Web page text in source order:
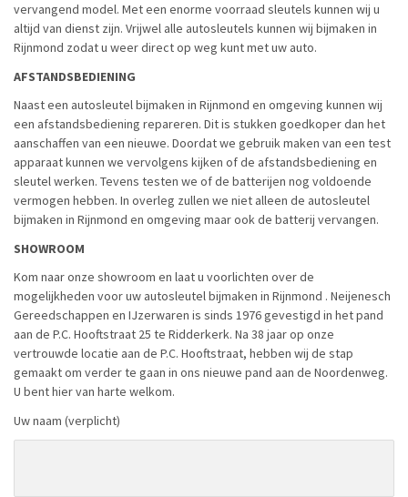
vervangend model. Met een enorme voorraad sleutels kunnen wij u
altijd van dienst zijn. Vrijwel alle autosleutels kunnen wij bijmaken in
Rijnmond zodat u weer direct op weg kunt met uw auto.
AFSTANDSBEDIENING
Naast een autosleutel bijmaken in Rijnmond en omgeving kunnen wij
een afstandsbediening repareren. Dit is stukken goedkoper dan het
aanschaffen van een nieuwe. Doordat we gebruik maken van een test
apparaat kunnen we vervolgens kijken of de afstandsbediening en
sleutel werken. Tevens testen we of de batterijen nog voldoende
vermogen hebben. In overleg zullen we niet alleen de autosleutel
bijmaken in Rijnmond en omgeving maar ook de batterij vervangen.
SHOWROOM
Kom naar onze showroom en laat u voorlichten over de
mogelijkheden voor uw autosleutel bijmaken in Rijnmond . Neijenesch
Gereedschappen en IJzerwaren is sinds 1976 gevestigd in het pand
aan de P.C. Hooftstraat 25 te Ridderkerk. Na 38 jaar op onze
vertrouwde locatie aan de P.C. Hooftstraat, hebben wij de stap
gemaakt om verder te gaan in ons nieuwe pand aan de Noordenweg.
U bent hier van harte welkom.
Uw naam (verplicht)